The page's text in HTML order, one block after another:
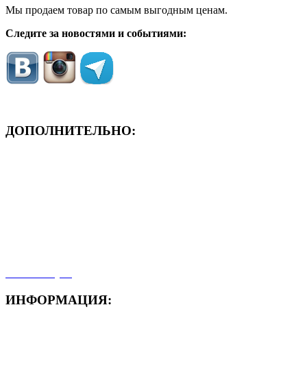
Мы продаем товар по самым выгодным ценам.
Следите за новостями и событиями:
ДОПОЛНИТЕЛЬНО:
ИНФОРМАЦИЯ: